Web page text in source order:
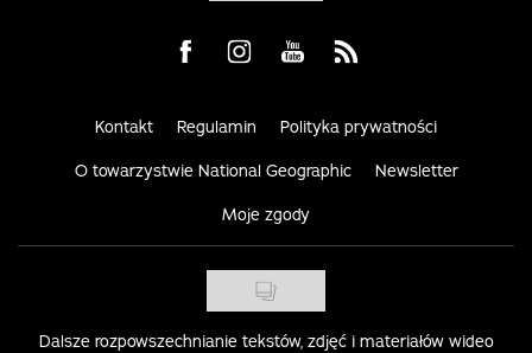
Visit us on Facebook
Visit us on Instagram
Visit us on Youtube
Visit us on Rss
Kontakt Regulamin Polityka prywatności
O towarzystwie National Geographic Newsletter
Moje zgody
Dalsze rozpowszechnianie tekstów, zdjęć i materiałów wideo